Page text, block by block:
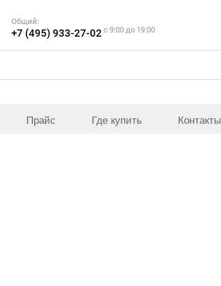
Общий:
+7 (495) 933-27-02 c 9:00 до 19:00
Прайс Где купить Контакты